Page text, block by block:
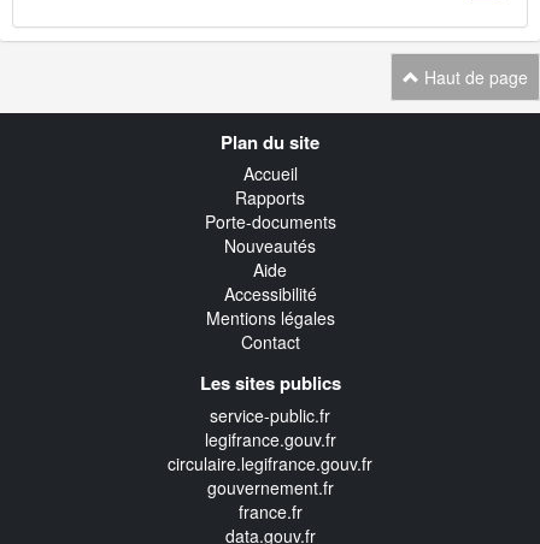
Haut de page
Plan du site
Accueil
Rapports
Porte-documents
Nouveautés
Aide
Accessibilité
Mentions légales
Contact
Les sites publics
service-public.fr
legifrance.gouv.fr
circulaire.legifrance.gouv.fr
gouvernement.fr
france.fr
data.gouv.fr